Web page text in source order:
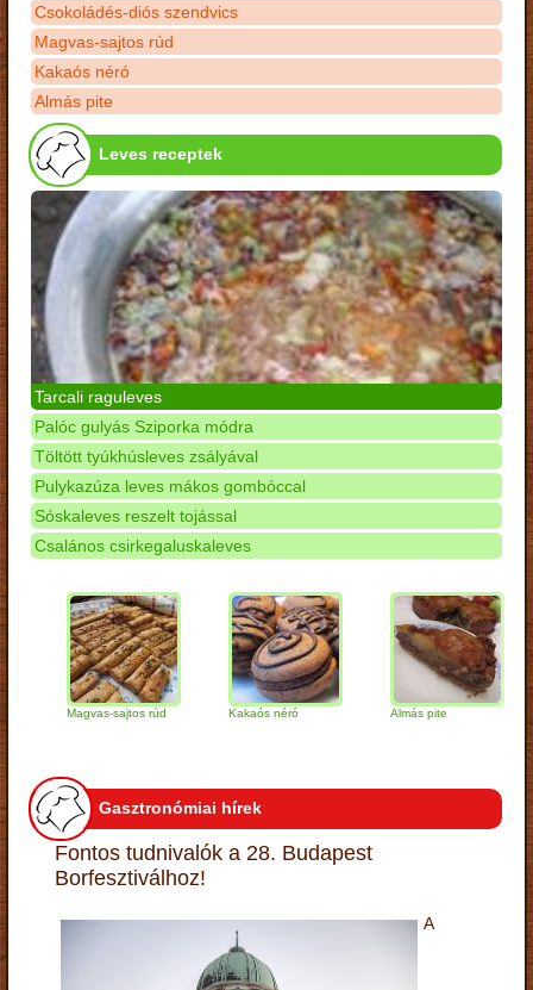
Csokoládés-diós szendvics
Magvas-sajtos rúd
Kakaós néró
Almás pite
Leves receptek
Tarcali raguleves
Palóc gulyás Sziporka módra
Töltött tyúkhúsleves zsályával
Pulykazúza leves mákos gombóccal
Sóskaleves reszelt tojással
Csalános csirkegaluskaleves
Magvas-sajtos rúd Kakaós néró Almás pite
Gasztronómiai hírek
Fontos tudnivalók a 28. Budapest
Borfesztiválhoz!
A